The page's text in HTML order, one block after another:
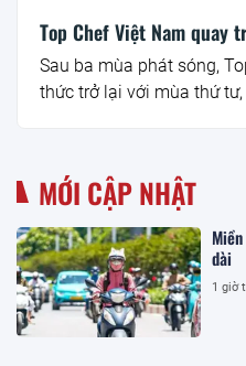
Top Chef Việt Nam quay
Sau ba mùa phát sóng,
thức trở lại với mùa thứ
MỚI CẬP NHẬT
Miền Bắc
dài
1 giờ